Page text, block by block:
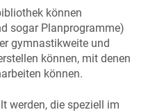
können
sogar Planprogramme)
gymnastikweite und
können, mit denen
können.
werden, die speziell im